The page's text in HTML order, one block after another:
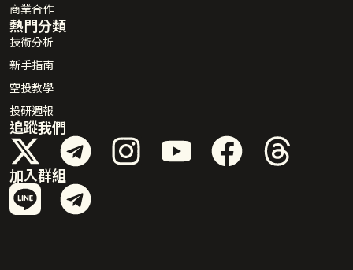
熱門分類
技術分析
新手指南
空投教學
投研週報
商業合作
追蹤我們
加入群組